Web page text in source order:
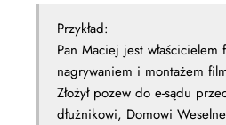
Przykład:
Pan Maciej jest
nagrywaniem i montażem
Złożył pozew do e-sądu
dłużnikowi, Domowi